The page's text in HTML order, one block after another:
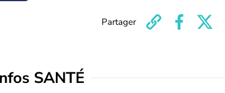
Partager
Infos SANTÉ